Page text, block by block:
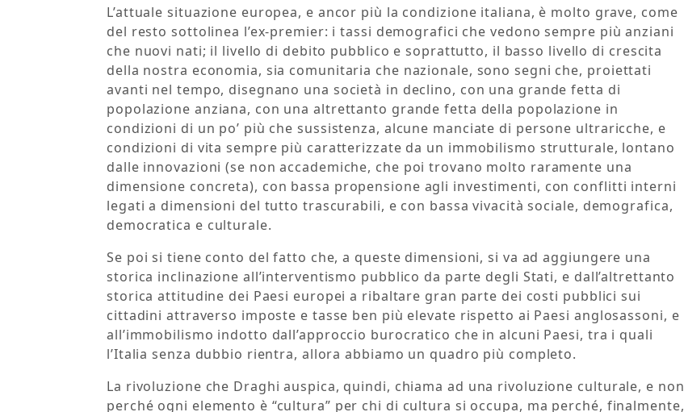
L’attuale situazione europea, e ancor più la condizione italiana, è molto grave, come
del resto sottolinea l’ex-premier: i tassi demografici che vedono sempre più anziani
che nuovi nati; il livello di debito pubblico e soprattutto, il basso livello di crescita
della nostra economia, sia comunitaria che nazionale, sono segni che, proiettati
avanti nel tempo, disegnano una società in declino, con una grande fetta di
popolazione anziana, con una altrettanto grande fetta della popolazione in
condizioni di un po’ più che sussistenza, alcune manciate di persone ultraricche, e
condizioni di vita sempre più caratterizzate da un immobilismo strutturale, lontano
dalle innovazioni (se non accademiche, che poi trovano molto raramente una
dimensione concreta), con bassa propensione agli investimenti, con conflitti interni
legati a dimensioni del tutto trascurabili, e con bassa vivacità sociale, demografica,
democratica e culturale.
Se poi si tiene conto del fatto che, a queste dimensioni, si va ad aggiungere una
storica inclinazione all’interventismo pubblico da parte degli Stati, e dall’altrettanto
storica attitudine dei Paesi europei a ribaltare gran parte dei costi pubblici sui
cittadini attraverso imposte e tasse ben più elevate rispetto ai Paesi anglosassoni, e
all’immobilismo indotto dall’approccio burocratico che in alcuni Paesi, tra i quali
l’Italia senza dubbio rientra, allora abbiamo un quadro più completo.
La rivoluzione che Draghi auspica, quindi, chiama ad una rivoluzione culturale, e non
perché ogni elemento è “cultura” per chi di cultura si occupa, ma perché, finalmente,